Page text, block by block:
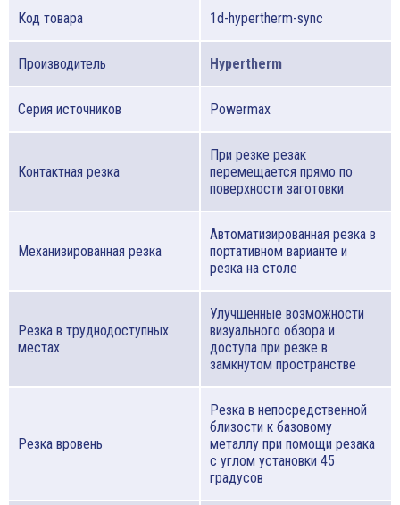
Код товара 1d-hypertherm-sync
Производитель Hypertherm
Серия источников Powermax
Контактная резка
При резке резак
перемещается прямо по
поверхности заготовки
Механизированная резка
Автоматизированная резка в
портативном варианте и
резка на столе
Резка в труднодоступных
местах
Улучшенные возможности
визуального обзора и
доступа при резке в
замкнутом пространстве
Резка вровень
Резка в непосредственной
близости к базовому
металлу при помощи резака
с углом установки 45
градусов